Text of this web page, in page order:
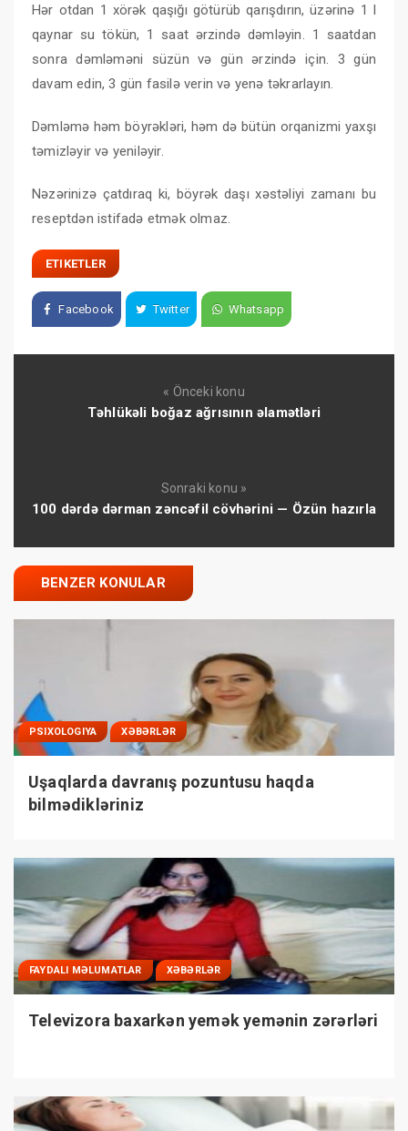
Hər otdan 1 xörək qaşığı götürüb qarışdırın, üzərinə 1 l
qaynar su tökün, 1 saat ərzində dəmləyin. 1 saatdan
sonra dəmləməni süzün və gün ərzində için. 3 gün
davam edin, 3 gün fasilə verin və yenə təkrarlayın.
Dəmləmə həm böyrəkləri, həm də bütün orqanizmi yaxşı
təmizləyir və yeniləyir.
Nəzərinizə çatdıraq ki, böyrək daşı xəstəliyi zamanı bu
reseptdən istifadə etmək olmaz.
ETIKETLER
Facebook Twitter Whatsapp
« Önceki konu
Təhlükəli boğaz ağrısının əlamətləri
Sonraki konu »
100 dərdə dərman zəncəfil cövhərini — Özün hazırla
BENZER KONULAR
PSIXOLOGIYA XƏBƏRLƏR
Uşaqlarda davranış pozuntusu haqda
bilmədikləriniz
FAYDALI MƏLUMATLAR XƏBƏRLƏR
Televizora baxarkən yemək yemənin zərərləri